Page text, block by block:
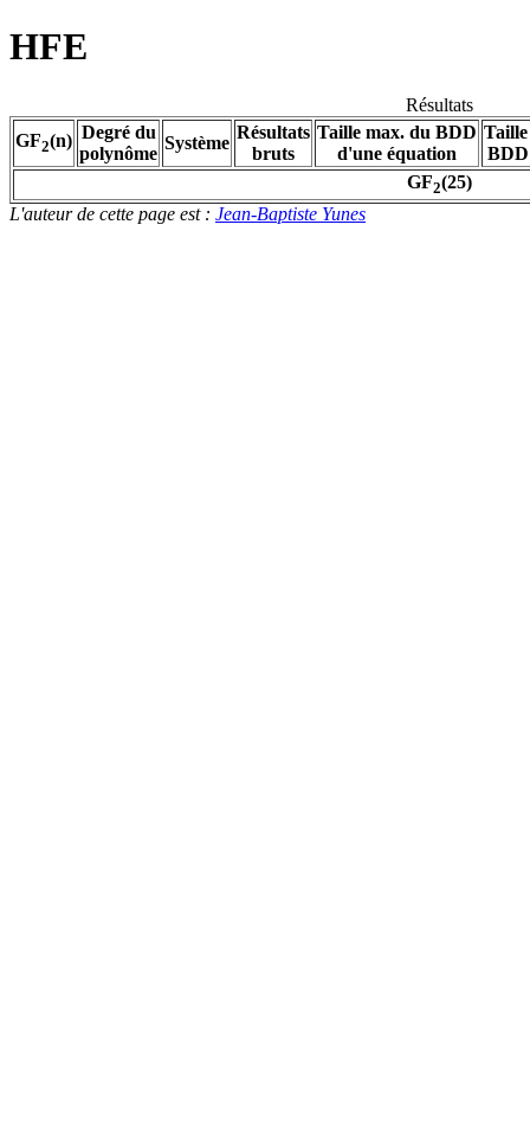
HFE
Résultats
GF2(n) Degré du
polynôme
Système
Résultats
bruts
Taille max. du BDD
d'une équation
GF2(25)
L'auteur de cette page est : Jean-Baptiste Yunes